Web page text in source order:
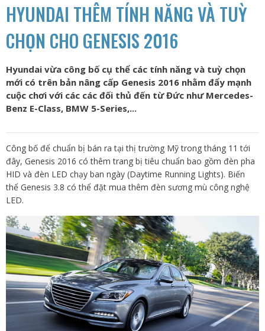
HYUNDAI THÊM TÍNH NĂNG VÀ TUỲ
CHỌN CHO GENESIS 2016
Hyundai vừa công bố cụ thể các tính năng và tuỳ chọn
mới có trên bản nâng cấp Genesis 2016 nhằm đẩy mạnh
cuộc chơi với các các đối thủ đến từ Đức như Mercedes-
Benz E-Class, BMW 5-Series,...
Công bố để chuẩn bị bán ra tại thị trường Mỹ trong tháng 11 tới
đây, Genesis 2016 có thêm trang bị tiêu chuẩn bao gồm đèn pha
HID và đèn LED chạy ban ngày (Daytime Running Lights). Biến
thể Genesis 3.8 có thể đặt mua thêm đèn sương mù công nghệ
LED.